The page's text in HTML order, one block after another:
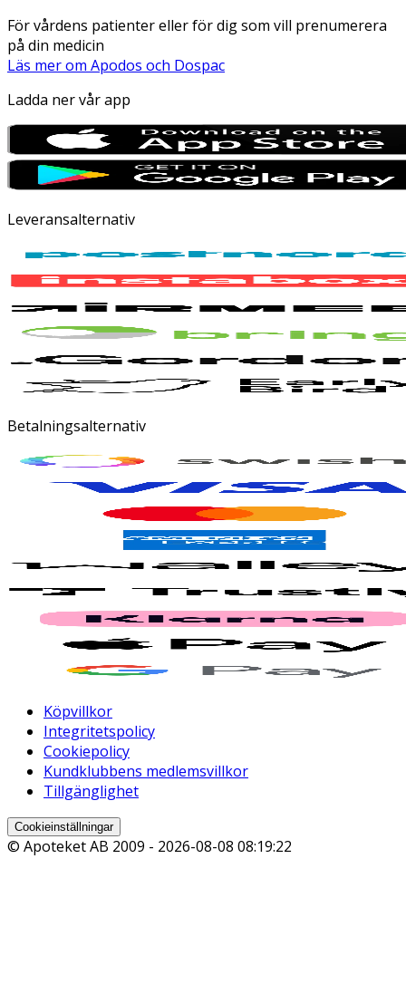
För vårdens patienter eller för dig som vill prenumerera
på din medicin
Läs mer om Apodos och Dospac
Ladda ner vår app
Leveransalternativ
Betalningsalternativ
Köpvillkor
Integritetspolicy
Cookiepolicy
Kundklubbens medlemsvillkor
Tillgänglighet
Cookieinställningar
© Apoteket AB 2009 - 2026-08-08 08:19:22